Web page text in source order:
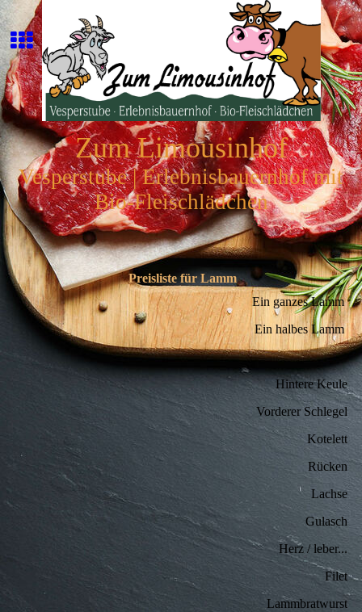
Zum Limousinhof
Vesperstube | Erlebnisbauernhof mit
Bio-Fleischlädchen
Preisliste für Lamm
Ein ganzes Lamm
Ein halbes Lamm
Hintere Keule
Vorderer Schlegel
Kotelett
Rücken
Lachse
Gulasch
Herz / leber...
Filet
Lammbratwurst